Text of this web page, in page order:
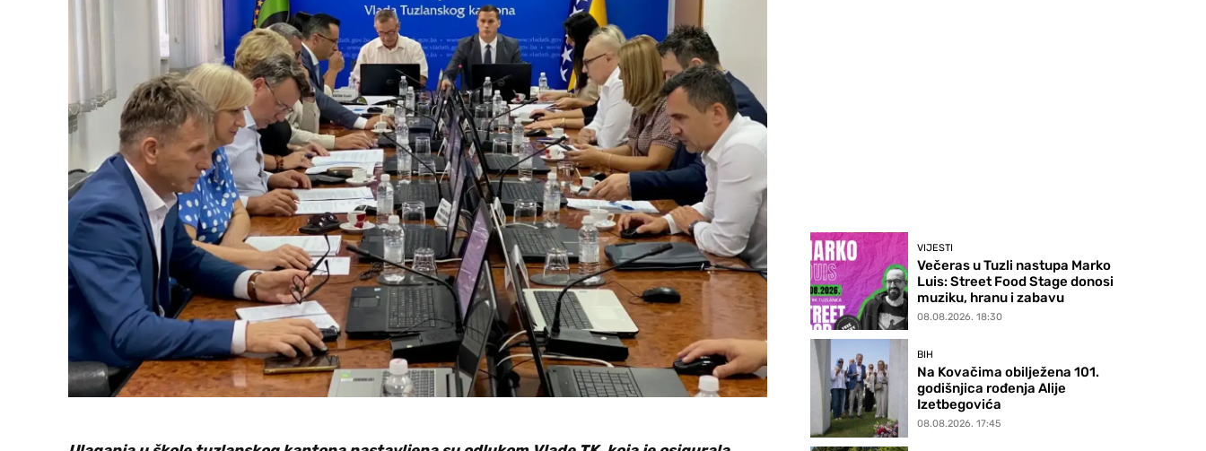
VIJESTI
Večeras u Tuzli nastupa Marko
Luis: Street Food Stage donosi
muziku, hranu i zabavu
08.08.2026. 18:30
BIH
Na Kovačima obilježena 101.
godišnjica rođenja Alije
Izetbegovića
08.08.2026. 17:45